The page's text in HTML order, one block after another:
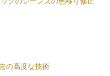
の高度な技術